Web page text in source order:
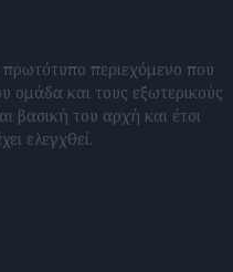
περιεχόμενο που
ομάδα και τους εξωτερικούς
βασική του αρχή και έτσι
ελεγχθεί.
feeds